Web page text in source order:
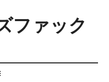
ファック